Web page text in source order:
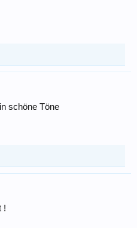
schöne Töne
!